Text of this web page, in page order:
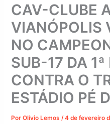
CAV-CLUBE
VIANÓPOLIS
NO
SUB-17 DA
CONTRA O
ESTÁDIO PÉ
PorOlívio Lemos /4 de fevereiro